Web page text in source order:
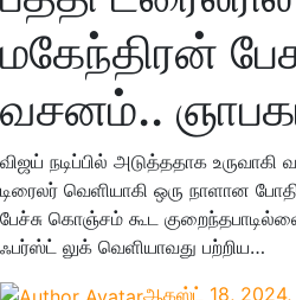
மகேந்திரன்
வசனம்..
விஜய் நடிப்பில் அடுத்ததாக
டிரைலர் வெளியாகி ஒரு நாளான
பேச்சு கொஞ்சம் கூட
ஃபர்ஸ்ட் லுக் வெளியாவது பற்றிய…
ஆகஸ்ட் 18, 2024,